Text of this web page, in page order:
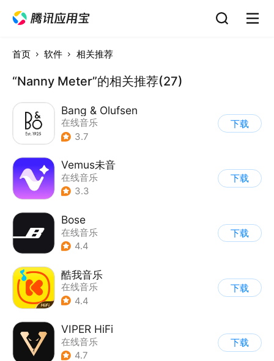
首页 软件 相关推荐
“Nanny Meter”的相关推荐(27)
Bang & Olufsen
在线音乐
3.7
下载
Vemus未音
在线音乐
3.3
下载
Bose
在线音乐
4.4
下载
酷我音乐
在线音乐
4.4
下载
VIPER HiFi
在线音乐
4.7
下载